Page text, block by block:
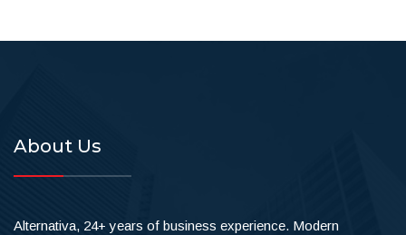
About Us
Alternativa, 24+ years of business experience. Modern